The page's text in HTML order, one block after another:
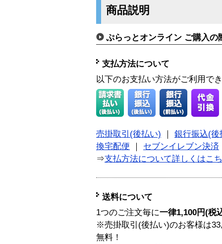
商品説明
ぷらっとオンライン ご購入の
支払方法について
以下のお支払い方法がご利用で
売掛取引(後払い)
銀行振込(後
換宅配便
セブンイレブン決済
⇒支払方法について詳しくはこ
送料について
1つのご注文毎に一律1,100円(税
※売掛取引(後払い)のお客様は
無料！